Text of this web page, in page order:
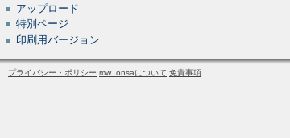
アップロード
特別ページ
印刷用バージョン
プライバシー・ポリシー mw_onsaについて 免責事項